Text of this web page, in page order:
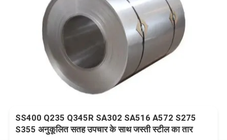
SS400 Q235 Q345R SA302 SA516 A572 S275
S355 अनुकूलित सतह उपचार के साथ जस्ती स्टील का तार